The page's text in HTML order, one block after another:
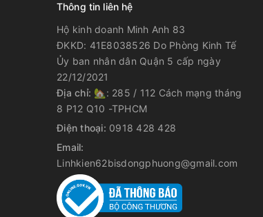
Thông tin liên hệ
Hộ kinh doanh Minh Anh 83
ĐKKD: 41E8038526 Do Phòng Kinh Tế
Ủy ban nhân dân Quận 5 cấp ngày
22/12/2021
Địa chỉ: 🏡: 285 / 112 Cách mạng tháng
8 P12 Q10 -TPHCM
Điện thoại: 0918 428 428
Email:
Linhkien62bisdongphuong@gmail.com